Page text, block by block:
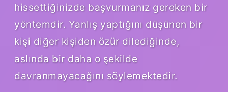
hissettiğinizde başvurmanız gereken bir
yöntemdir. Yanlış yaptığını düşünen bir
kişi diğer kişiden özür dilediğinde,
aslında bir daha o şekilde
davranmayacağını söylemektedir.